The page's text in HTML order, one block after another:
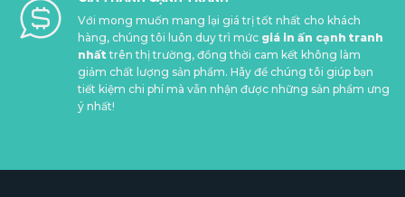
Với mong muốn mang lại giá trị tốt nhất cho khách
hàng, chúng tôi luôn duy trì mức giá in ấn cạnh tranh
nhấttrên thị trường, đồng thời cam kết không làm
giảm chất lượng sản phẩm. Hãy để chúng tôi giúp bạn
tiết kiệm chi phí mà vẫn nhận được những sản phẩm ưng
ý nhất!